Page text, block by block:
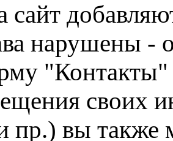
сайт
нарушены -
"Контакты"
своих
пр.) вы также